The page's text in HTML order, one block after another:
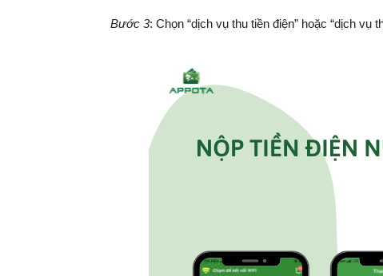
Bước 3: Chọn “dịch vụ thu tiền điện” hoặc “dịch vụ